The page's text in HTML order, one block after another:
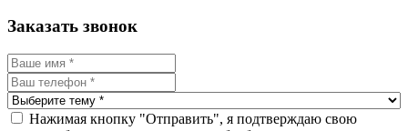
Заказать звонок
Нажимая кнопку "Отправить", я подтверждаю свою